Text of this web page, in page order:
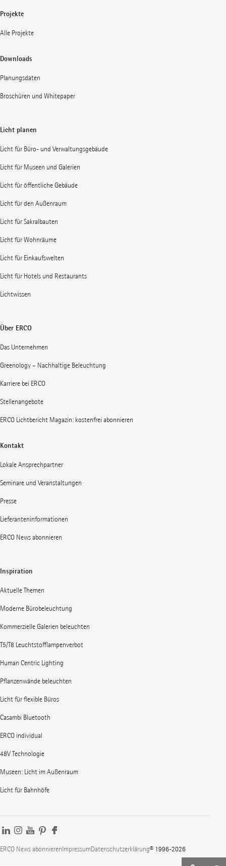
Projekte
Alle Projekte
Downloads
Planungsdaten
Broschüren und Whitepaper
Licht planen
Licht für Büro- und Verwaltungsgebäude
Licht für Museen und Galerien
Licht für öffentliche Gebäude
Licht für den Außenraum
Licht für Sakralbauten
Licht für Wohnräume
Licht für Einkaufswelten
Licht für Hotels und Restaurants
Lichtwissen
Über ERCO
Das Unternehmen
Greenology – Nachhaltige Beleuchtung
Karriere bei ERCO
Stellenangebote
ERCO Lichtbericht Magazin: kostenfrei abonnieren
Kontakt
Lokale Ansprechpartner
Seminare und Veranstaltungen
Presse
Lieferanteninformationen
ERCO News abonnieren
Inspiration
Aktuelle Themen
Moderne Bürobeleuchtung
Kommerzielle Galerien beleuchten
T5/T8 Leuchtstofflampenverbot
Human Centric Lighting
Pflanzenwände beleuchten
Licht für flexible Büros
Casambi Bluetooth
ERCO individual
48V Technologie
Museen: Licht im Außenraum
Licht für Bahnhöfe
ERCO News abonnierenImpressumDatenschutzerklärung© 1996-2026